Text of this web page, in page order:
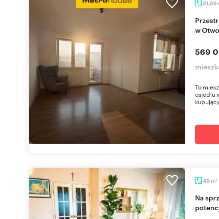
51,69
Przestronne 2-pokojowe mieszkanie z balkonem
w
569
To
osiedlu
48 m2
Na sprzedaż przestronne mieszkanie 48 m² z